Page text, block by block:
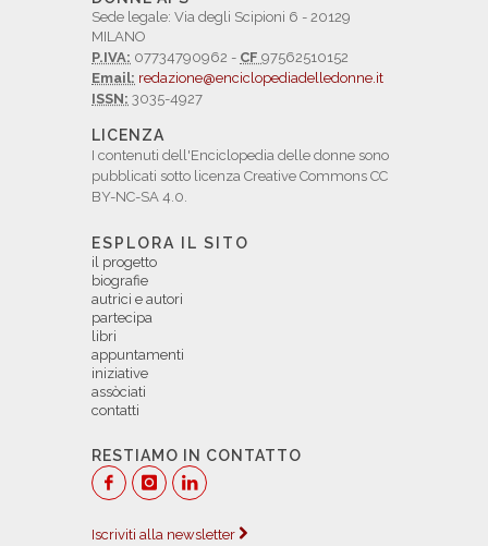
Sede legale: Via degli Scipioni 6 - 20129
MILANO
P.IVA: 07734790962 - CF 97562510152
Email: redazione@enciclopediadelledonne.it
ISSN: 3035-4927
LICENZA
I contenuti dell'Enciclopedia delle donne sono
pubblicati sotto licenza Creative Commons CC
BY-NC-SA 4.0.
ESPLORA IL SITO
il progetto
biografie
autrici e autori
partecipa
libri
appuntamenti
iniziative
assòciati
contatti
RESTIAMO IN CONTATTO
Iscriviti alla newsletter